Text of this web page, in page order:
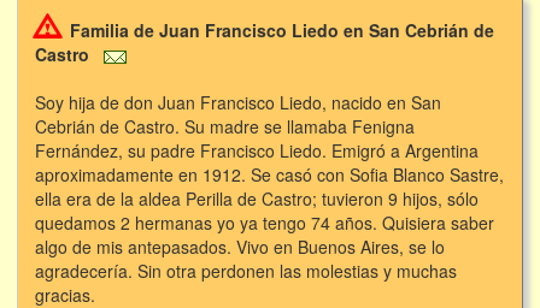
Familia de Juan Francisco Liedo en San Cebrián de
Castro
Soy hija de don Juan Francisco Liedo, nacido en San
Cebrián de Castro. Su madre se llamaba Fenigna
Fernández, su padre Francisco Liedo. Emigró a Argentina
aproximadamente en 1912. Se casó con Sofia Blanco Sastre,
ella era de la aldea Perilla de Castro; tuvieron 9 hijos, sólo
quedamos 2 hermanas yo ya tengo 74 años. Quisiera saber
algo de mis antepasados. Vivo en Buenos Aires, se lo
agradecería. Sin otra perdonen las molestias y muchas
gracias.